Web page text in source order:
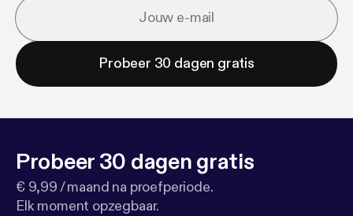
Probeer 30 dagen gratis
Probeer 30 dagen gratis
€ 9,99 / maand na proefperiode.
Elk moment opzegbaar.